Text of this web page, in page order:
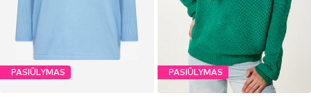
PASIŪLYMAS PASIŪLYMAS